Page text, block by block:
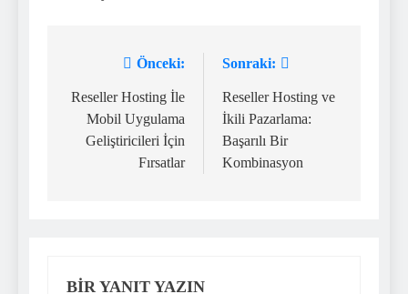
gezinmesi
Önceki:
Reseller Hosting İle
Mobil Uygulama
Geliştiricileri İçin
Fırsatlar
Sonraki:
Reseller Hosting ve
İkili Pazarlama:
Başarılı Bir
Kombinasyon
BIR YANIT YAZIN